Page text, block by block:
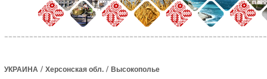
УКРАИНА / Херсонская обл. / Высокополье